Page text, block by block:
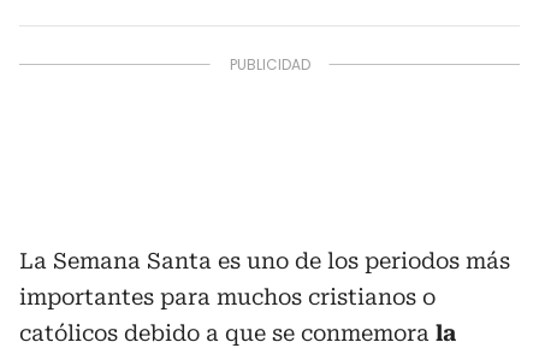
La Semana Santa es uno de los periodos más
importantes para muchos cristianos o
católicos debido a que se conmemora la